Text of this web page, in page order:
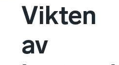
Vikten
av